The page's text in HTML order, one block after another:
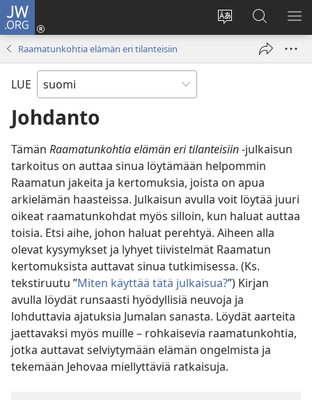
JW.ORG
Vaihda
sivuston
Kirjaudu
(avaa
Hae
JW.ORG-
sivustolta
Raamatunkohtia elämän eri tilanteisiin
LUE
Johdanto
Tämän Raamatunkohtia elämän eri tilanteisiin-julkaisun
tarkoitus on auttaa sinua löytämään helpommin
Raamatun jakeita ja kertomuksia, joista on apua
arkielämän haasteissa. Julkaisun avulla voit löytää juuri
oikeat raamatunkohdat myös silloin, kun haluat auttaa
toisia. Etsi aihe, johon haluat perehtyä. Aiheen alla
olevat kysymykset ja lyhyet tiivistelmät Raamatun
kertomuksista auttavat sinua tutkimisessa. (Ks.
tekstiruutu ”Miten käyttää tätä julkaisua?”) Kirjan
avulla löydät runsaasti hyödyllisiä neuvoja ja
lohduttavia ajatuksia Jumalan sanasta. Löydät aarteita
jaettavaksi myös muille – rohkaisevia raamatunkohtia,
jotka auttavat selviytymään elämän ongelmista ja
tekemään Jehovaa miellyttäviä ratkaisuja.